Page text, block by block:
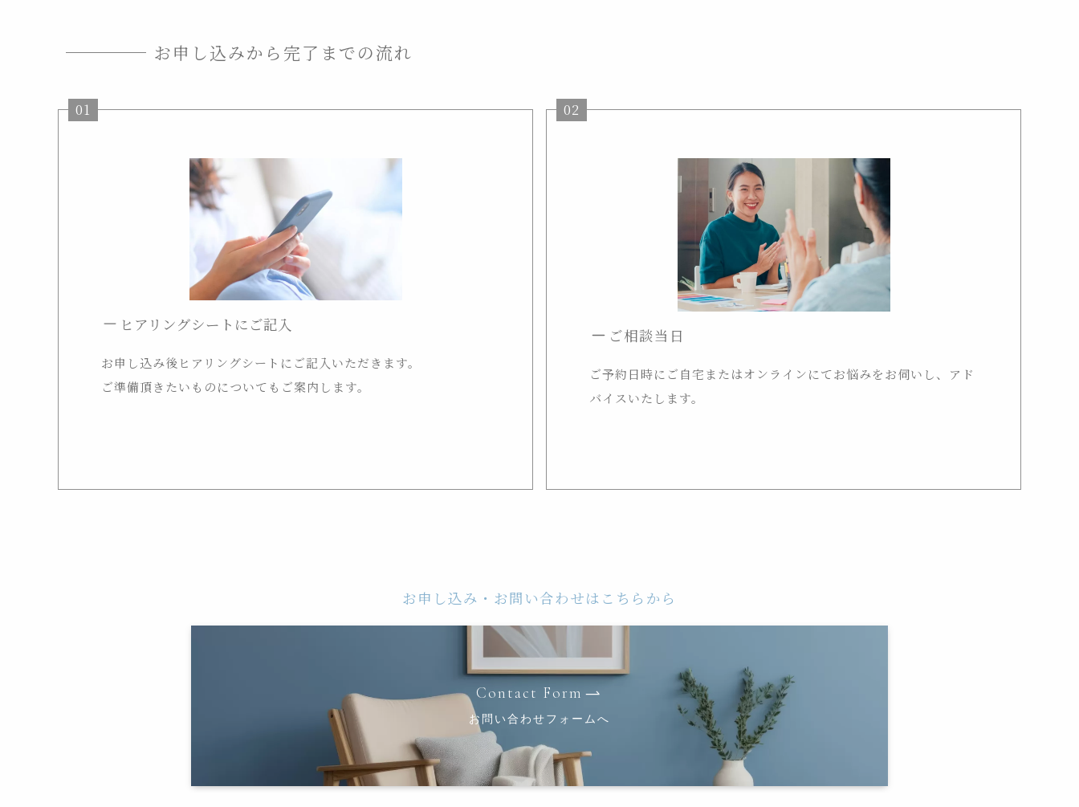
お申し込みから完了までの流れ
01
ヒアリングシートにご記入
お申し込み後ヒアリングシートにご記入いただきます。
ご準備頂きたいものについてもご案内します。
02
ご相談当日
ご予約日時にご自宅またはオンラインにてお悩みをお伺いし、アド
バイスいたします。
お申し込み・お問い合わせはこちらから
Contact Form
お問い合わせフォームへ